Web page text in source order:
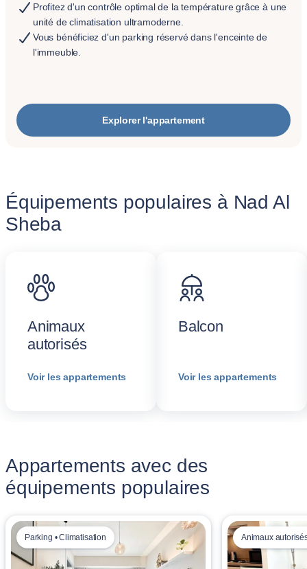
Profitez d'un contrôle optimal de la température grâce à une
unité de climatisation ultramoderne.
Vous bénéficiez d'un parking réservé dans l'enceinte de
l'immeuble.
Explorer l'appartement
Équipements populaires à Nad Al
Sheba
Animaux
autorisés
Voir les appartements
Balcon
Voir les appartements
Appartements avec des
équipements populaires
Parking • Climatisation Animaux